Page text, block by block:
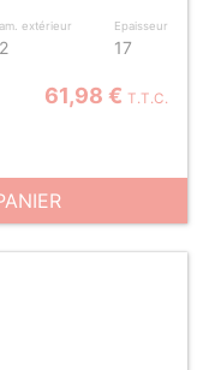
extérieur Epaisseur
17
61,98 € T.T.C.